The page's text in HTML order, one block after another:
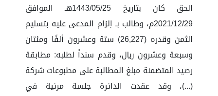
الحق كان بتاريخ 1443/05/25هـ الموافق
2021/12/29م، وطالب بـ إلزام المدعى عليه بتسليم
الثمن وقدره (26,227) ستة وعشرون ألفًا ومئتان
وسبعة وعشرون ريال، وقدم سنداً لطلبه: مطابقة
رصيد المتضمنة مبلغ المطالبة على مطبوعات شركة
(...)، وقد عقدت الدائرة جلسة مرئية في